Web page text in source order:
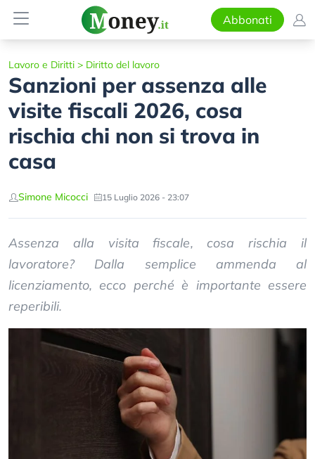
Abbonati
Lavoro e Diritti > Diritto del lavoro
Sanzioni per assenza alle
visite fiscali 2026, cosa
rischia chi non si trova in
casa
Simone Micocci 15 Luglio 2026 - 23:07
Assenza alla visita fiscale, cosa rischia il
lavoratore? Dalla semplice ammenda al
licenziamento, ecco perché è importante essere
reperibili.